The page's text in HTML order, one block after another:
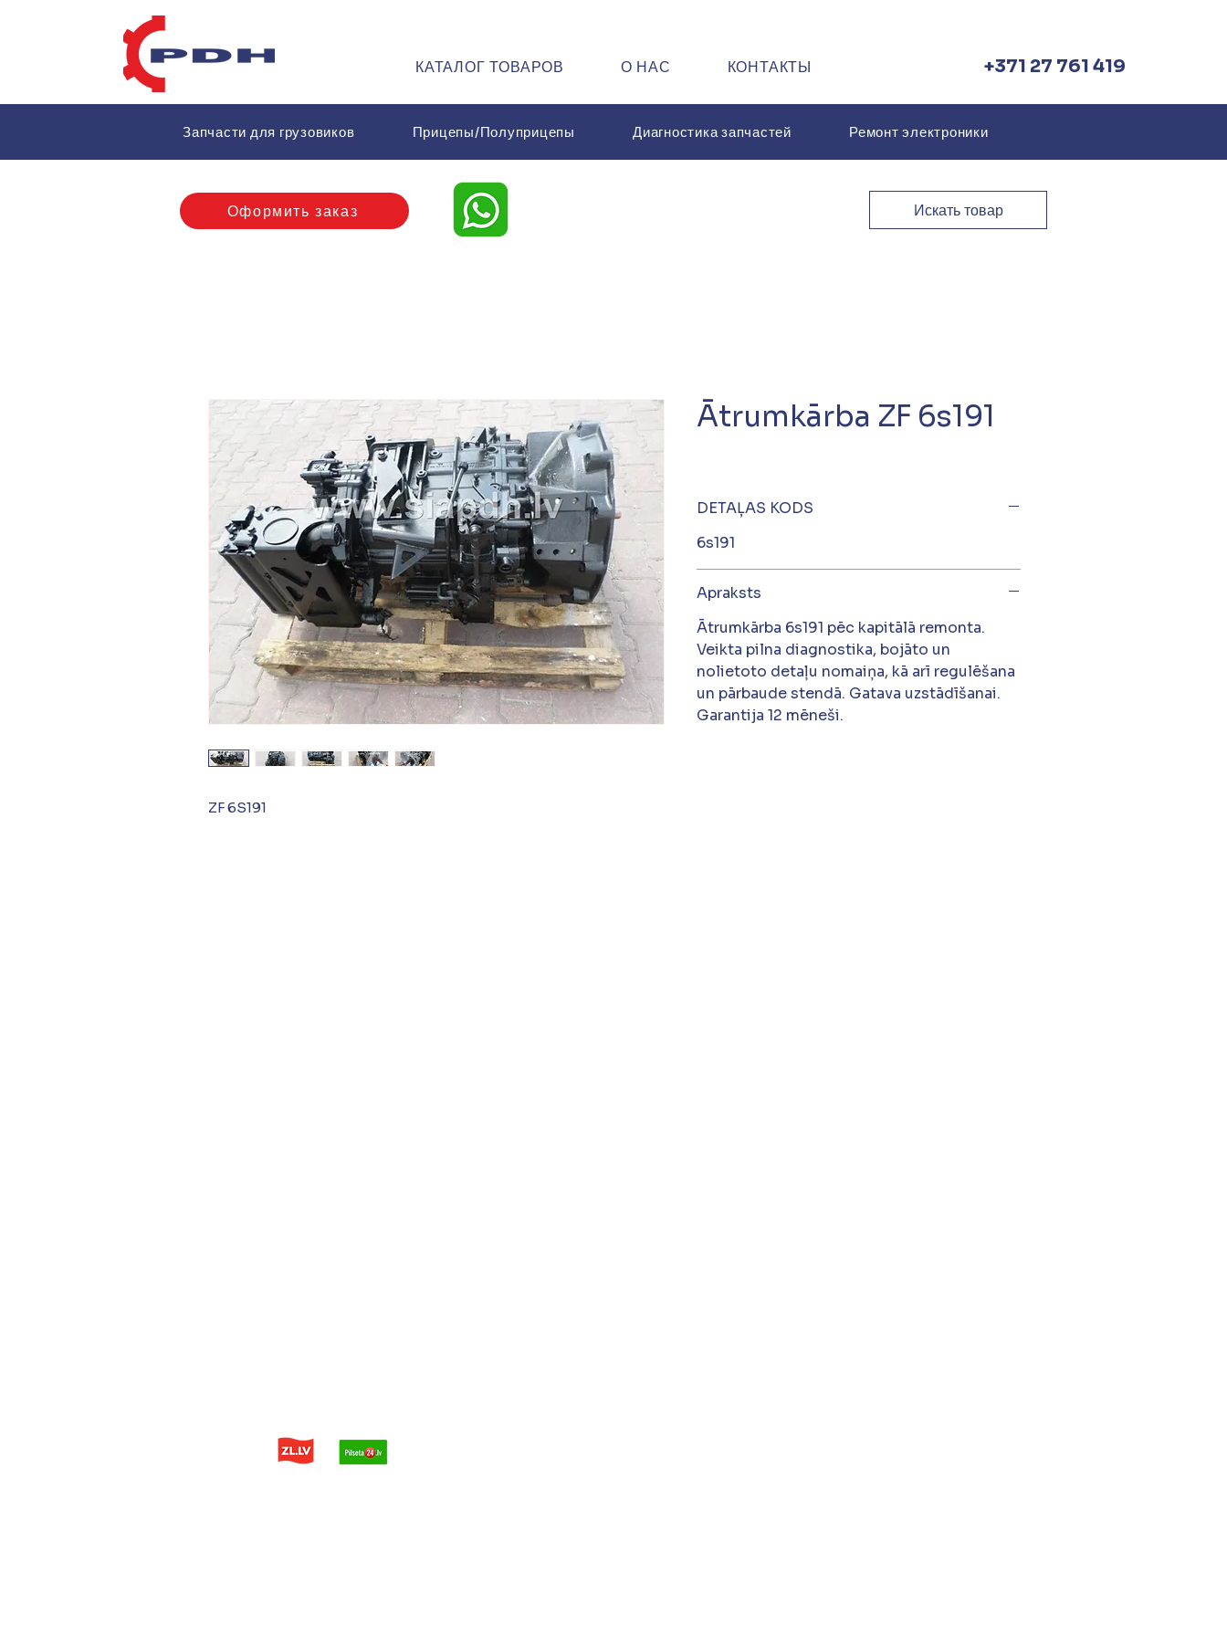
КАТАЛОГ ТОВАРОВ О НАС КОНТАКТЫ +371 27 761 419
Запчасти для грузовиков Прицепы/Полуприцепы Диагностика запчастей Ремонт электроники
Оформить заказ Искать товар
ZF 6S191
Ātrumkārba ZF 6s191
DETAĻAS KODS
6s191
Apraksts
Ātrumkārba 6s191 pēc kapitālā remonta.
Veikta pilna diagnostika, bojāto un
nolietoto detaļu nomaiņa, kā arī regulēšana
un pārbaude stendā. Gatava uzstādīšanai.
Garantija 12 mēneši.